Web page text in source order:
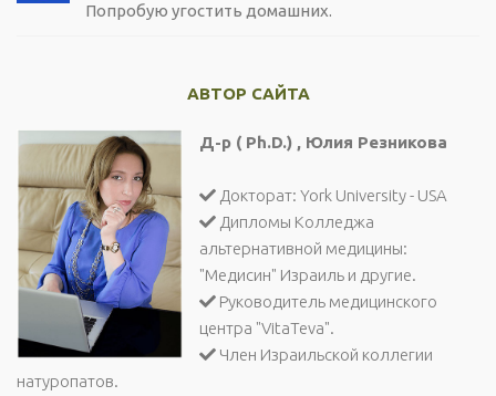
Попробую угостить домашних.
АВТОР САЙТА
Д-р ( Ph.D.) , Юлия Резникова
Докторат: York University - USA
Дипломы Колледжа
альтернативной медицины:
"Медисин" Израиль и другие.
Руководитель медицинского
центра "VitaTeva".
Член Израильской коллегии
натуропатов.